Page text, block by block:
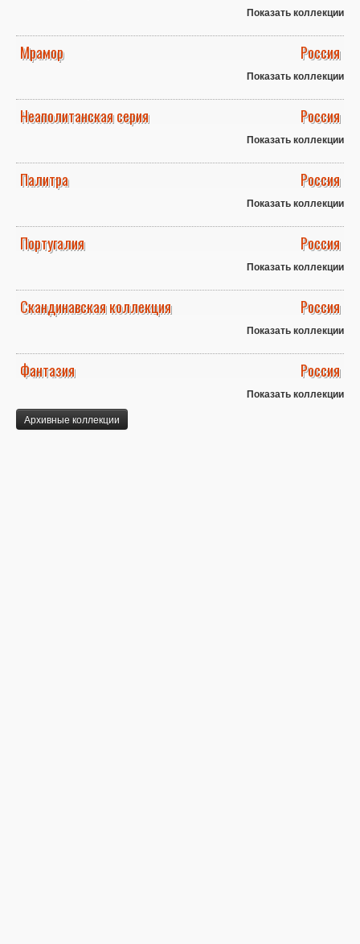
Показать коллекции
Мрамор Россия
Показать коллекции
Неаполитанская серия Россия
Показать коллекции
Палитра Россия
Показать коллекции
Португалия Россия
Показать коллекции
Скандинавская коллекция Россия
Показать коллекции
Фантазия Россия
Показать коллекции
Архивные коллекции